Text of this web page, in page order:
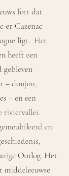
fort dat
et-Cazenac
ligt. Het
heeft een
gebleven
– donjon,
– en een
riviervallei.
en
Oorlog. Het
middeleeuwse